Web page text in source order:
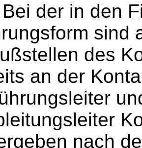
Bei der in den
sind
des
an der
nach